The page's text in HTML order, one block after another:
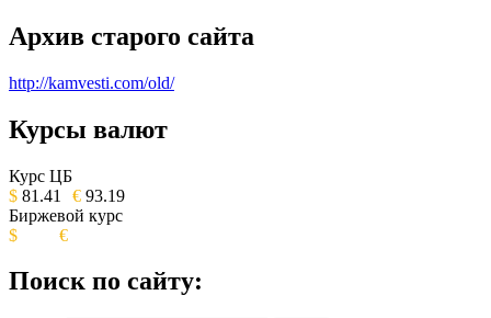
Архив старого сайта
http://kamvesti.com/old/
ОБЩЕСТВЕННО-ПОЛИТИЧЕСКОЕ
ИЗДАНИЕ КАМЧАТСКОГО КРАЯ.
Курсы валют
Курс ЦБ
$ 81.41 € 93.19
Биржевой курс
$
€
Поиск по сайту: